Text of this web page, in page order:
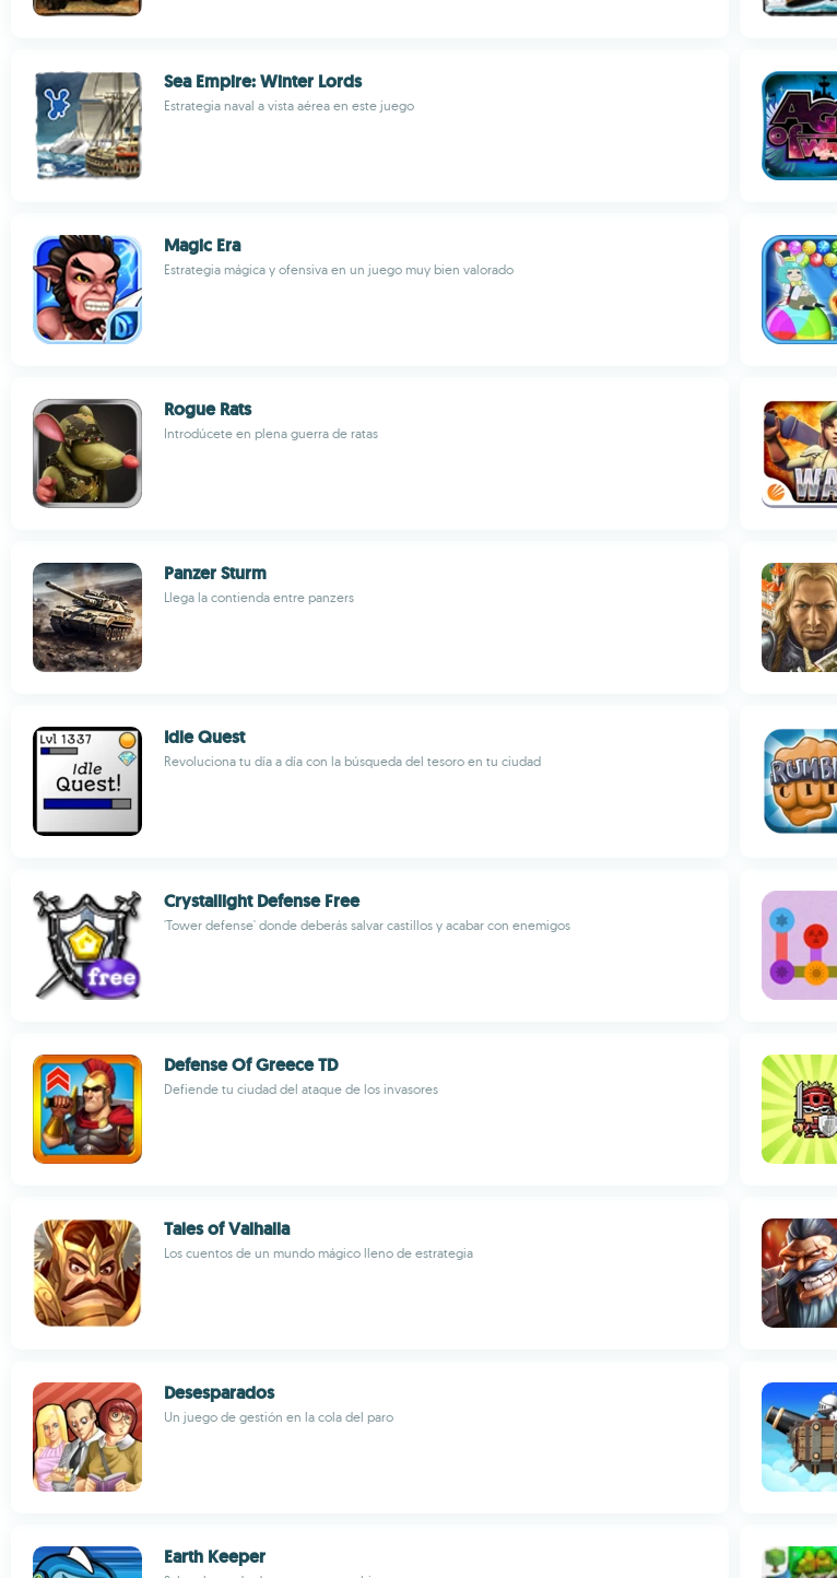
Sea Empire: Winter Lords
Estrategia naval a vista aérea en este juego
Magic Era
Estrategia mágica y ofensiva en un juego muy bien valorado
Rogue Rats
Introdúcete en plena guerra de ratas
Panzer Sturm
Llega la contienda entre panzers
Idle Quest
Revoluciona tu día a día con la búsqueda del tesoro en tu ciudad
Crystallight Defense Free
'Tower defense' donde deberás salvar castillos y acabar con enemigos
Defense Of Greece TD
Defiende tu ciudad del ataque de los invasores
Tales of Valhalla
Los cuentos de un mundo mágico lleno de estrategia
Desesparados
Un juego de gestión en la cola del paro
Earth Keeper